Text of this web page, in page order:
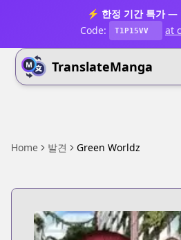
⚡ 한정 기간 특가 —
Code:
T1P15VV at
TranslateManga
Home 발견 Green Worldz